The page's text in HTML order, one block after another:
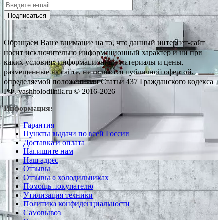
Подписаться
Обращаем Ваше внимание на то, что данный интернет-сайт
носит исключительно информационный характер и ни при
каких условиях информационные материалы и цены,
размещенные на сайте, не являются публичной офертой,
определяемой положениями Статьи 437 Гражданского кодекса
РФ. vashholodilnik.ru © 2016-2026
Информация:
Гарантия
Пункты выдачи по всей России
Доставка и оплата
Напишите нам
Наш адрес
Отзывы
Отзывы о холодильниках
Помощь покупателю
Утилизация техники
Политика конфиденциальности
Самовывоз